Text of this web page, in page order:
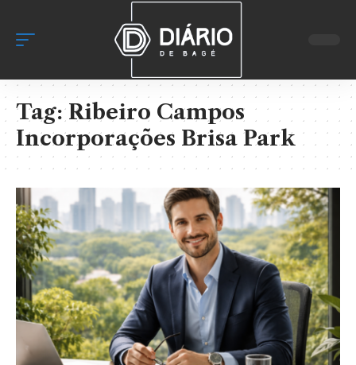
Tag:Ribeiro Campos
Incorporações Brisa Park